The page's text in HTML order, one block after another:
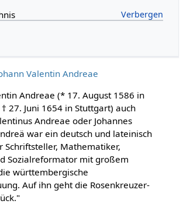
Valentin Andreae
Andreae (* 17. August 1586 in
27. Juni 1654 in Stuttgart) auch
Andreae oder Johannes
war ein deutsch und lateinisch
Schriftsteller, Mathematiker,
Sozialreformator mit großem
württembergische
Auf ihn geht die Rosenkreuzer-